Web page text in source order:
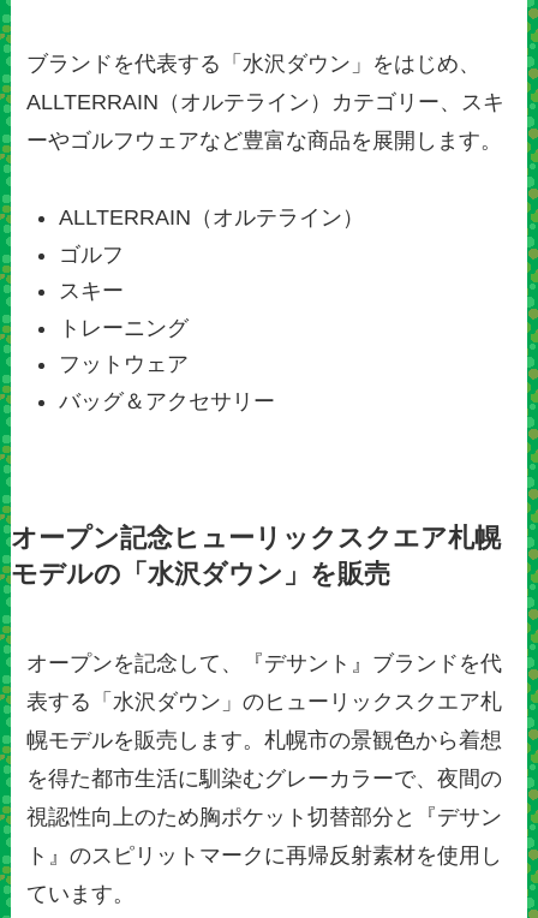
ブランドを代表する「水沢ダウン」をはじめ、
ALLTERRAIN（オルテライン）カテゴリー、スキ
ーやゴルフウェアなど豊富な商品を展開します。
ALLTERRAIN（オルテライン）
ゴルフ
スキー
トレーニング
フットウェア
バッグ＆アクセサリー
オープン記念ヒューリックスクエア札幌
モデルの「水沢ダウン」を販売
オープンを記念して、『デサント』ブランドを代
表する「水沢ダウン」のヒューリックスクエア札
幌モデルを販売します。札幌市の景観色から着想
を得た都市生活に馴染むグレーカラーで、夜間の
視認性向上のため胸ポケット切替部分と『デサン
ト』のスピリットマークに再帰反射素材を使用し
ています。